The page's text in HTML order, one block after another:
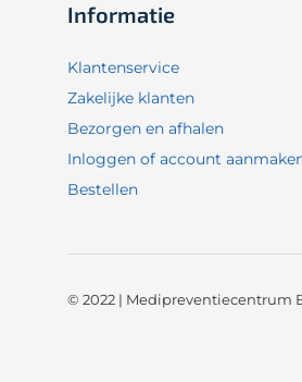
Informatie
Klantenservice
Zakelijke klanten
Bezorgen en afhalen
Inloggen of account
Bestellen
© 2022 | Medipreventiecentrum